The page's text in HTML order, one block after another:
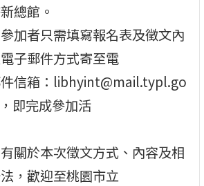
總館。
加者只需填寫報名表及徵文內
子郵件方式寄至電
信箱：libhyint@mail.typl.go
即完成參加活
關於本次徵文方式、內容及相
，歡迎至桃園市立